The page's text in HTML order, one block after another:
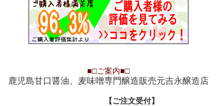
■□ご案内■□
鹿児島甘口醤油、麦味噌専門醸造販売元吉永醸造店
【ご注文受付】